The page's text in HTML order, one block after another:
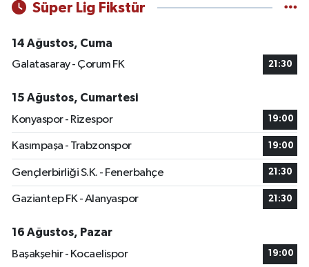
Süper Lig Fikstür
14 Ağustos, Cuma
Galatasaray - Çorum FK
21:30
15 Ağustos, Cumartesi
Konyaspor - Rizespor
19:00
Kasımpaşa - Trabzonspor 19:00
Gençlerbirliği S.K. - Fenerbahçe 21:30
Gaziantep FK - Alanyaspor 21:30
16 Ağustos, Pazar
Başakşehir - Kocaelispor
19:00